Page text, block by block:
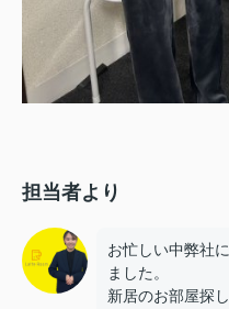
担当者より
お忙しい中弊社
ました。
新居のお部屋探